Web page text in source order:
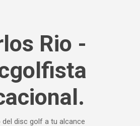
Rio -
del disc golf a tu alcance